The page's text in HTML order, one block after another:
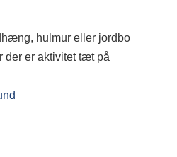
hulmur eller jordbo
der er aktivitet tæt på